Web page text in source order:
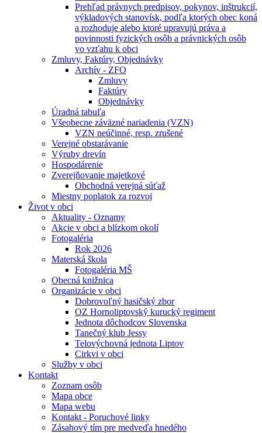
Prehľad právnych predpisov, pokynov, inštrukcií,
výkladových stanovísk, podľa ktorých obec koná
a rozhoduje alebo ktoré upravujú práva a
povinnosti fyzických osôb a právnických osôb
vo vzťahu k obci
Zmluvy, Faktúry, Objednávky
Archív - ZFO
Zmluvy
Faktúry
Objednávky
Úradná tabuľa
Všeobecne záväzné nariadenia (VZN)
VZN neúčinné, resp. zrušené
Verejné obstarávanie
Výruby drevín
Hospodárenie
Zverejňovanie majetkové
Obchodná verejná súťaž
Miestny poplatok za rozvoj
Život v obci
Aktuality - Oznamy
Akcie v obci a blízkom okolí
Fotogaléria
Rok 2026
Materská škola
Fotogaléria MŠ
Obecná knižnica
Organizácie v obci
Dobrovoľný hasičský zbor
OZ Hornoliptovský kurucký regiment
Jednota dôchodcov Slovenska
Tanečný klub Jessy
Telovýchovná jednota Liptov
Cirkvi v obci
Služby v obci
Kontakt
Zoznam osôb
Mapa obce
Mapa webu
Kontakt - Poruchové linky
Zásahový tím pre medveďa hnedého